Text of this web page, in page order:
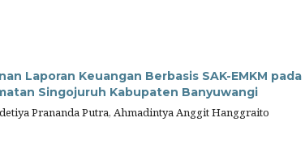
Laporan Keuangan Berbasis SAK-EMKM pada
Singojuruh Kabupaten Banyuwangi
Prananda Putra, Ahmadintya Anggit Hanggraito